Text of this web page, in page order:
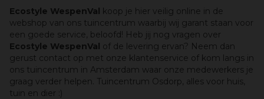
Ecostyle WespenVal koop je hier veilig online in de
webshop van ons tuincentrum waarbij wij garant staan voor
een goede service, beloofd! Heb jij nog vragen over
Ecostyle WespenVal of de levering ervan? Neem dan
gerust contact op met onze klantenservice of kom langs in
ons tuincentrum in Amsterdam waar onze medewerkers je
graag verder helpen. Tuincentrum Osdorp, alles voor huis,
tuin en dier :)